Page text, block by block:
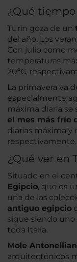
¿Qué
Turín goza de un
del año. Los
Con julio como
temperaturas
20ºC,
La primavera va
especialmente
máxima diaria se
el mes más frío
diarias máxima y
respectivamente.
¿Qué ver en
Situado en el
Egipcio, que es
una de las
antiguo egipcio
sigue siendo uno
toda Italia.
Mole
arquitectónicos